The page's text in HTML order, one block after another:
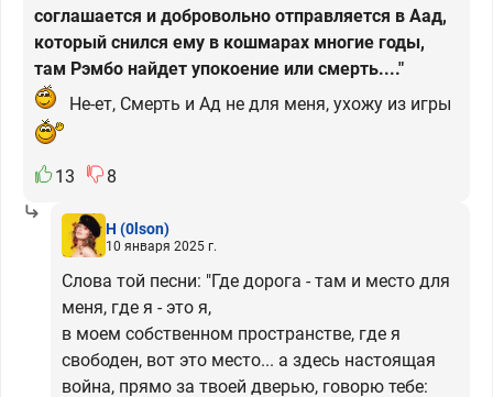
соглашается и добровольно отправляется в Аад,
который снился ему в кошмарах многие годы,
там Рэмбо найдет упокоение или смерть...."
Не-ет, Смерть и Ад не для меня, ухожу из игры
13 8
H (0lson)
10 января 2025 г.
Слова той песни: "Где дорога - там и место для
меня, где я - это я,
в моем собственном пространстве, где я
свободен, вот это место... а здесь настоящая
война, прямо за твоей дверью, говорю тебе: